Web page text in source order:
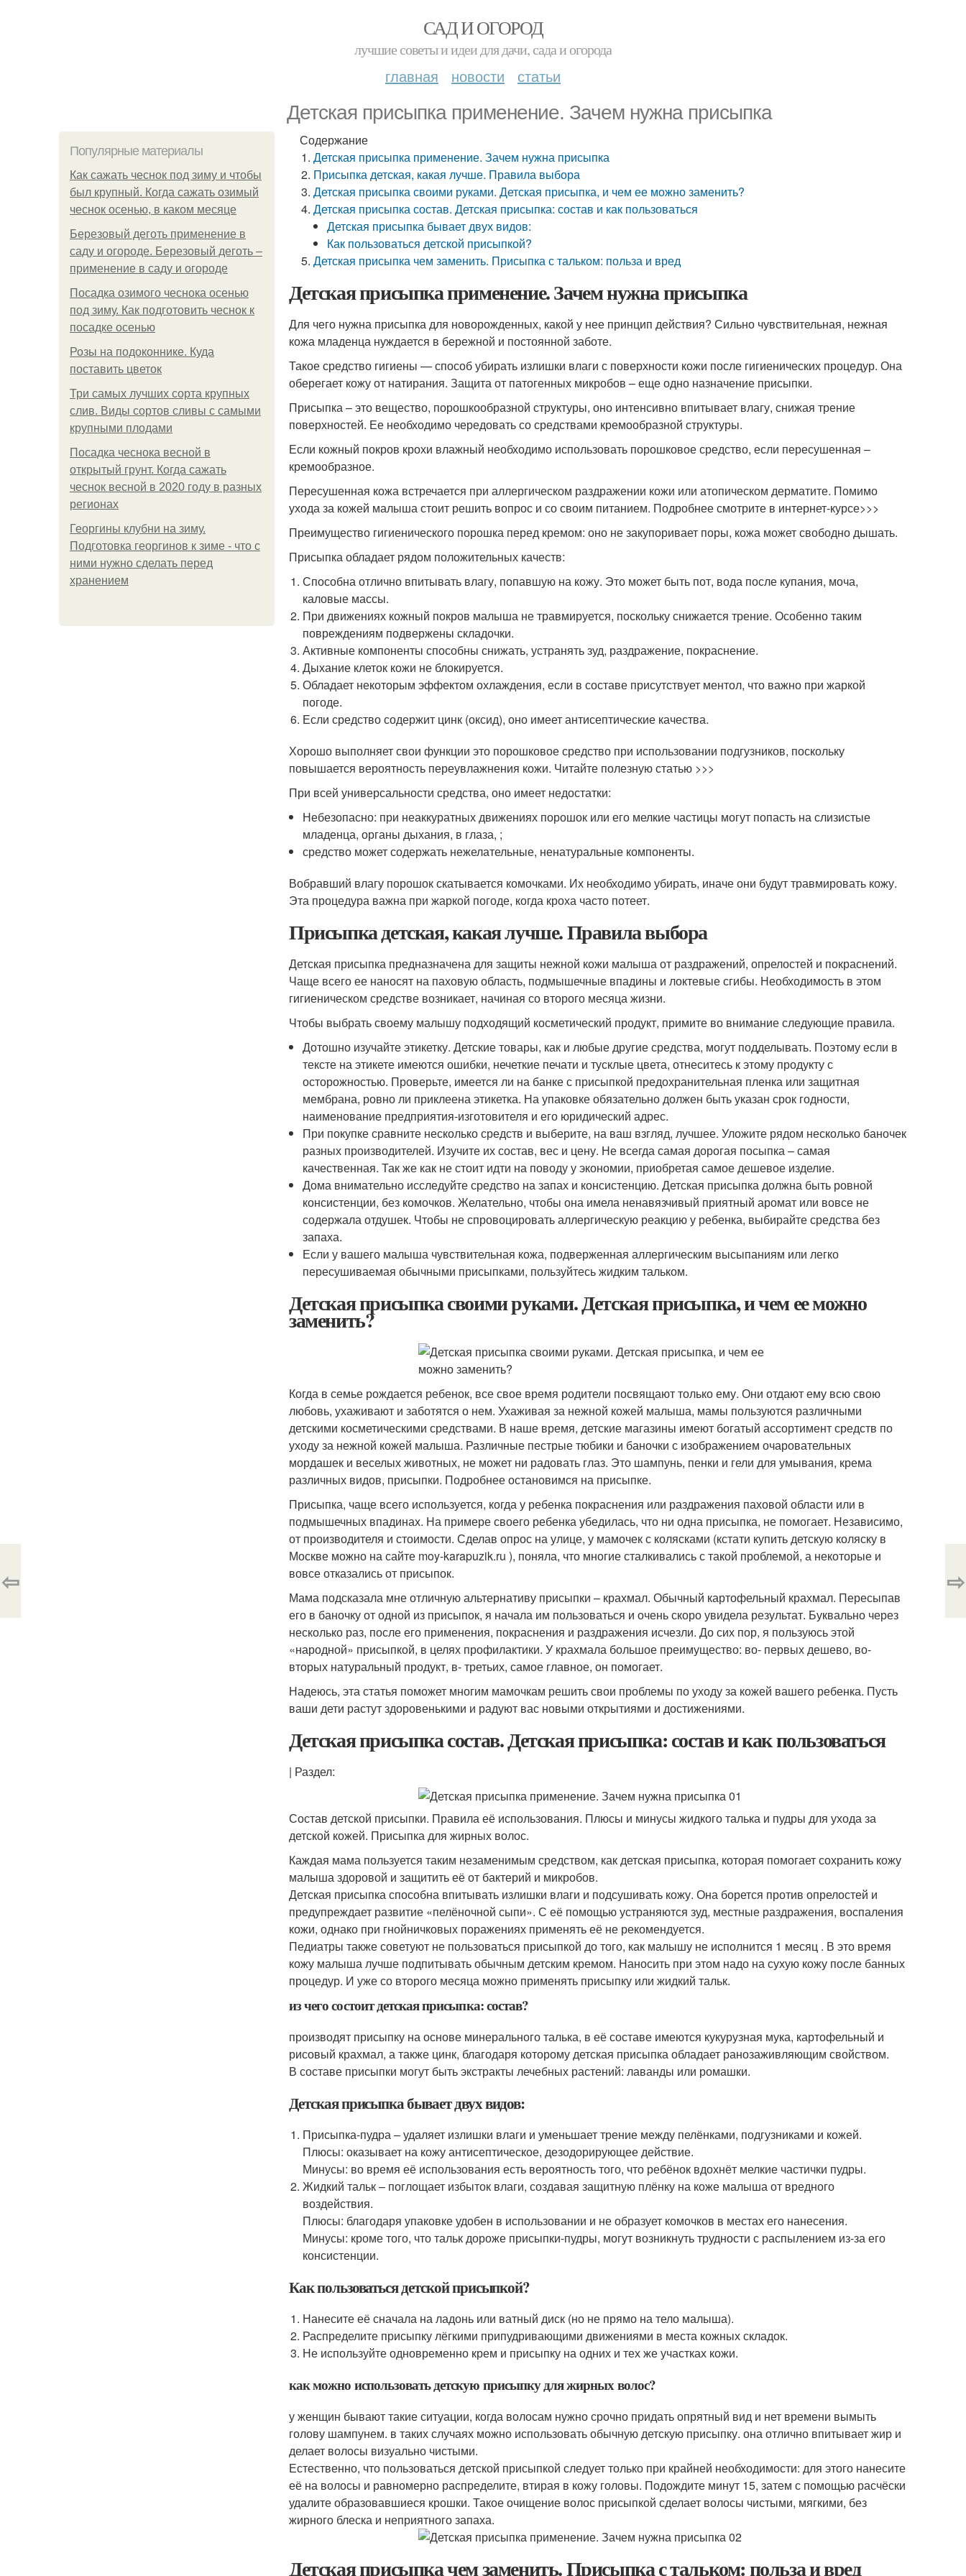
САД И ОГОРОД
лучшие советы и идеи для дачи, сада и огорода
главная новости статьи
Детская присыпка применение. Зачем нужна присыпка
Популярные материалы
Как сажать чеснок под зиму и чтобы
был крупный. Когда сажать озимый
чеснок осенью, в каком месяце
Березовый деготь применение в
саду и огороде. Березовый деготь –
применение в саду и огороде
Посадка озимого чеснока осенью
под зиму. Как подготовить чеснок к
посадке осенью
Розы на подоконнике. Куда
поставить цветок
Три самых лучших сорта крупных
слив. Виды сортов сливы с самыми
крупными плодами
Посадка чеснока весной в
открытый грунт. Когда сажать
чеснок весной в 2020 году в разных
регионах
Георгины клубни на зиму.
Подготовка георгинов к зиме - что с
ними нужно сделать перед
хранением
Содержание
Детская присыпка применение. Зачем нужна присыпка
Присыпка детская, какая лучше. Правила выбора
Детская присыпка своими руками. Детская присыпка, и чем ее можно заменить?
Детская присыпка состав. Детская присыпка: состав и как пользоваться
Детская присыпка бывает двух видов:
Как пользоваться детской присыпкой?
Детская присыпка чем заменить. Присыпка с тальком: польза и вред
Детская присыпка применение. Зачем нужна присыпка
Для чего нужна присыпка для новорожденных, какой у нее принцип действия? Сильно чувствительная, нежная
кожа младенца нуждается в бережной и постоянной заботе.
Такое средство гигиены — способ убирать излишки влаги с поверхности кожи после гигиенических процедур. Она
оберегает кожу от натирания. Защита от патогенных микробов – еще одно назначение присыпки.
Присыпка – это вещество, порошкообразной структуры, оно интенсивно впитывает влагу, снижая трение
поверхностей. Ее необходимо чередовать со средствами кремообразной структуры.
Если кожный покров крохи влажный необходимо использовать порошковое средство, если пересушенная –
кремообразное.
Пересушенная кожа встречается при аллергическом раздражении кожи или атопическом дерматите. Помимо
ухода за кожей малыша стоит решить вопрос и со своим питанием. Подробнее смотрите в интернет-курсе>>>
Преимущество гигиенического порошка перед кремом: оно не закупоривает поры, кожа может свободно дышать.
Присыпка обладает рядом положительных качеств:
Способна отлично впитывать влагу, попавшую на кожу. Это может быть пот, вода после купания, моча,
каловые массы.
При движениях кожный покров малыша не травмируется, поскольку снижается трение. Особенно таким
повреждениям подвержены складочки.
Активные компоненты способны снижать, устранять зуд, раздражение, покраснение.
Дыхание клеток кожи не блокируется.
Обладает некоторым эффектом охлаждения, если в составе присутствует ментол, что важно при жаркой
погоде.
Если средство содержит цинк (оксид), оно имеет антисептические качества.
Хорошо выполняет свои функции это порошковое средство при использовании подгузников, поскольку
повышается вероятность переувлажнения кожи. Читайте полезную статью >>>
При всей универсальности средства, оно имеет недостатки:
Небезопасно: при неаккуратных движениях порошок или его мелкие частицы могут попасть на слизистые
младенца, органы дыхания, в глаза, ;
средство может содержать нежелательные, ненатуральные компоненты.
Вобравший влагу порошок скатывается комочками. Их необходимо убирать, иначе они будут травмировать кожу.
Эта процедура важна при жаркой погоде, когда кроха часто потеет.
Присыпка детская, какая лучше. Правила выбора
Детская присыпка предназначена для защиты нежной кожи малыша от раздражений, опрелостей и покраснений.
Чаще всего ее наносят на паховую область, подмышечные впадины и локтевые сгибы. Необходимость в этом
гигиеническом средстве возникает, начиная со второго месяца жизни.
Чтобы выбрать своему малышу подходящий косметический продукт, примите во внимание следующие правила.
Дотошно изучайте этикетку. Детские товары, как и любые другие средства, могут подделывать. Поэтому если в
тексте на этикете имеются ошибки, нечеткие печати и тусклые цвета, отнеситесь к этому продукту с
осторожностью. Проверьте, имеется ли на банке с присыпкой предохранительная пленка или защитная
мембрана, ровно ли приклеена этикетка. На упаковке обязательно должен быть указан срок годности,
наименование предприятия-изготовителя и его юридический адрес.
При покупке сравните несколько средств и выберите, на ваш взгляд, лучшее. Уложите рядом несколько баночек
разных производителей. Изучите их состав, вес и цену. Не всегда самая дорогая посыпка – самая
качественная. Так же как не стоит идти на поводу у экономии, приобретая самое дешевое изделие.
Дома внимательно исследуйте средство на запах и консистенцию. Детская присыпка должна быть ровной
консистенции, без комочков. Желательно, чтобы она имела ненавязчивый приятный аромат или вовсе не
содержала отдушек. Чтобы не спровоцировать аллергическую реакцию у ребенка, выбирайте средства без
запаха.
Если у вашего малыша чувствительная кожа, подверженная аллергическим высыпаниям или легко
пересушиваемая обычными присыпками, пользуйтесь жидким тальком.
Детская присыпка своими руками. Детская присыпка, и чем ее можно
заменить?
Когда в семье рождается ребенок, все свое время родители посвящают только ему. Они отдают ему всю свою
любовь, ухаживают и заботятся о нем. Ухаживая за нежной кожей малыша, мамы пользуются различными
детскими косметическими средствами. В наше время, детские магазины имеют богатый ассортимент средств по
уходу за нежной кожей малыша. Различные пестрые тюбики и баночки с изображением очаровательных
мордашек и веселых животных, не может ни радовать глаз. Это шампунь, пенки и гели для умывания, крема
различных видов, присыпки. Подробнее остановимся на присыпке.
Присыпка, чаще всего используется, когда у ребенка покраснения или раздражения паховой области или в
подмышечных впадинах. На примере своего ребенка убедилась, что ни одна присыпка, не помогает. Независимо,
от производителя и стоимости. Сделав опрос на улице, у мамочек с колясками (кстати купить детскую коляску в
Москве можно на сайте moy-karapuzik.ru ), поняла, что многие сталкивались с такой проблемой, а некоторые и
вовсе отказались от присыпок.
Мама подсказала мне отличную альтернативу присыпки – крахмал. Обычный картофельный крахмал. Пересыпав
его в баночку от одной из присыпок, я начала им пользоваться и очень скоро увидела результат. Буквально через
несколько раз, после его применения, покраснения и раздражения исчезли. До сих пор, я пользуюсь этой
«народной» присыпкой, в целях профилактики. У крахмала большое преимущество: во- первых дешево, во-
вторых натуральный продукт, в- третьих, самое главное, он помогает.
Надеюсь, эта статья поможет многим мамочкам решить свои проблемы по уходу за кожей вашего ребенка. Пусть
ваши дети растут здоровенькими и радуют вас новыми открытиями и достижениями.
Детская присыпка состав. Детская присыпка: состав и как пользоваться
| Раздел:
Состав детской присыпки. Правила её использования. Плюсы и минусы жидкого талька и пудры для ухода за
детской кожей. Присыпка для жирных волос.
Каждая мама пользуется таким незаменимым средством, как детская присыпка, которая помогает сохранить кожу
малыша здоровой и защитить её от бактерий и микробов.
Детская присыпка способна впитывать излишки влаги и подсушивать кожу. Она борется против опрелостей и
предупреждает развитие «пелёночной сыпи». С её помощью устраняются зуд, местные раздражения, воспаления
кожи, однако при гнойничковых поражениях применять её не рекомендуется.
Педиатры также советуют не пользоваться присыпкой до того, как малышу не исполнится 1 месяц . В это время
кожу малыша лучше подпитывать обычным детским кремом. Наносить при этом надо на сухую кожу после банных
процедур. И уже со второго месяца можно применять присыпку или жидкий тальк.
из чего состоит детская присыпка: состав?
производят присыпку на основе минерального талька, в её составе имеются кукурузная мука, картофельный и
рисовый крахмал, а также цинк, благодаря которому детская присыпка обладает ранозаживляющим свойством.
В составе присыпки могут быть экстракты лечебных растений: лаванды или ромашки.
Детская присыпка бывает двух видов:
Присыпка-пудра – удаляет излишки влаги и уменьшает трение между пелёнками, подгузниками и кожей.
Плюсы: оказывает на кожу антисептическое, дезодорирующее действие.
Минусы: во время её использования есть вероятность того, что ребёнок вдохнёт мелкие частички пудры.
Жидкий тальк – поглощает избыток влаги, создавая защитную плёнку на коже малыша от вредного
воздействия.
Плюсы: благодаря упаковке удобен в использовании и не образует комочков в местах его нанесения.
Минусы: кроме того, что тальк дороже присыпки-пудры, могут возникнуть трудности с распылением из-за его
консистенции.
Как пользоваться детской присыпкой?
Нанесите её сначала на ладонь или ватный диск (но не прямо на тело малыша).
Распределите присыпку лёгкими припудривающими движениями в места кожных складок.
Не используйте одновременно крем и присыпку на одних и тех же участках кожи.
как можно использовать детскую присыпку для жирных волос?
у женщин бывают такие ситуации, когда волосам нужно срочно придать опрятный вид и нет времени вымыть
голову шампунем. в таких случаях можно использовать обычную детскую присыпку. она отлично впитывает жир и
делает волосы визуально чистыми.
Естественно, что пользоваться детской присыпкой следует только при крайней необходимости: для этого нанесите
её на волосы и равномерно распределите, втирая в кожу головы. Подождите минут 15, затем с помощью расчёски
удалите образовавшиеся крошки. Такое очищение волос присыпкой сделает волосы чистыми, мягкими, без
жирного блеска и неприятного запаха.
Детская присыпка чем заменить. Присыпка с тальком: польза и вред
⇦ ⇨